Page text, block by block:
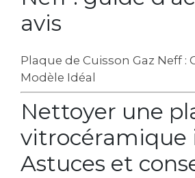
avis
Plaque de Cuisson Gaz Neff :
Modèle Idéal
Nettoyer une
vitrocéramique
Astuces et